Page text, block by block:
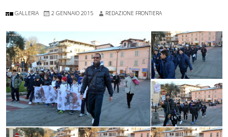
GALLERIA 2 GENNAIO 2015 REDAZIONE FRONTIERA